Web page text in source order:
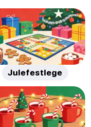
Julefestlege